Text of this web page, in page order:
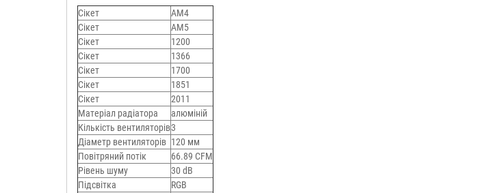
Сікет
AM4
Сікет
AM5
Сікет
1200
Сікет
1366
Сікет
1700
Сікет
1851
Сікет
2011
Матеріал радіатора
алюміній
Кількість вентиляторів3
Діаметр вентиляторів 120 мм
Повітряний потік
66.89 CFM
Рівень шуму
30 dB
Підсвітка
RGB